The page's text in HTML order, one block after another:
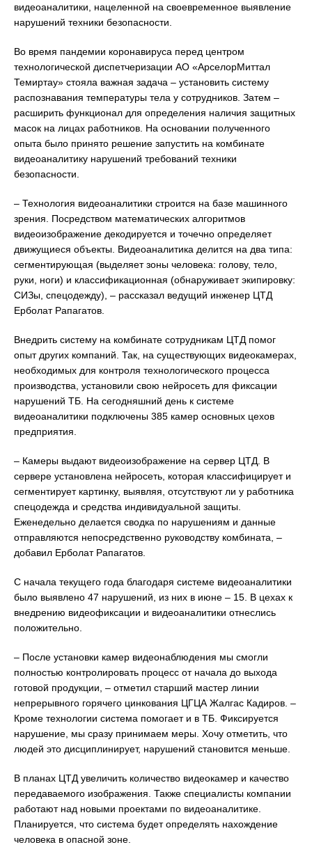
видеоаналитики, нацеленной на своевременное выявление
нарушений техники безопасности.
Во время пандемии коронавируса перед центром
технологической диспетчеризации АО «АрселорМиттал
Темиртау» стояла важная задача – установить систему
распознавания температуры тела у сотрудников. Затем –
расширить функционал для определения наличия защитных
масок на лицах работников. На основании полученного
опыта было принято решение запустить на комбинате
видеоаналитику нарушений требований техники
безопасности.
– Технология видеоаналитики строится на базе машинного
зрения. Посредством математических алгоритмов
видеоизображение декодируется и точечно определяет
движущиеся объекты. Видеоаналитика делится на два типа:
сегментирующая (выделяет зоны человека: голову, тело,
руки, ноги) и классификационная (обнаруживает экипировку:
СИЗы, спецодежду), – рассказал ведущий инженер ЦТД
Ерболат Рапагатов.
Внедрить систему на комбинате сотрудникам ЦТД помог
опыт других компаний. Так, на существующих видеокамерах,
необходимых для контроля технологического процесса
производства, установили свою нейросеть для фиксации
нарушений ТБ. На сегодняшний день к системе
видеоаналитики подключены 385 камер основных цехов
предприятия.
– Камеры выдают видеоизображение на сервер ЦТД. В
сервере установлена нейросеть, которая классифицирует и
сегментирует картинку, выявляя, отсутствуют ли у работника
спецодежда и средства индивидуальной защиты.
Еженедельно делается сводка по нарушениям и данные
отправляются непосредственно руководству комбината, –
добавил Ерболат Рапагатов.
С начала текущего года благодаря системе видеоаналитики
было выявлено 47 нарушений, из них в июне – 15. В цехах к
внедрению видеофиксации и видеоаналитики отнеслись
положительно.
– После установки камер видеонаблюдения мы смогли
полностью контролировать процесс от начала до выхода
готовой продукции, – отметил старший мастер линии
непрерывного горячего цинкования ЦГЦА Жалгас Кадиров. –
Кроме технологии система помогает и в ТБ. Фиксируется
нарушение, мы сразу принимаем меры. Хочу отметить, что
людей это дисциплинирует, нарушений становится меньше.
В планах ЦТД увеличить количество видеокамер и качество
передаваемого изображения. Также специалисты компании
работают над новыми проектами по видеоаналитике.
Планируется, что система будет определять нахождение
человека в опасной зоне.